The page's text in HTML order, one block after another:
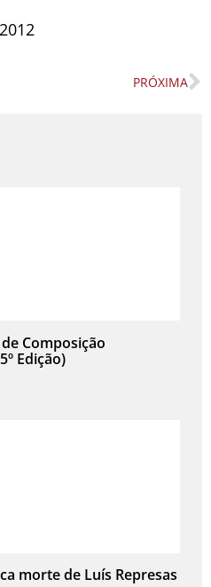
PRÓXIMA
Composição
Edição)
morte de Luís Represas